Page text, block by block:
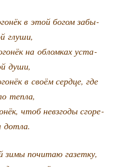
в этой богом забы­
глуши,
на облом­ках уста­
души,
в сво­ём серд­це, где
тепла,
чтоб невзго­ды сго­ре­
дотла.
почи­таю газетку,